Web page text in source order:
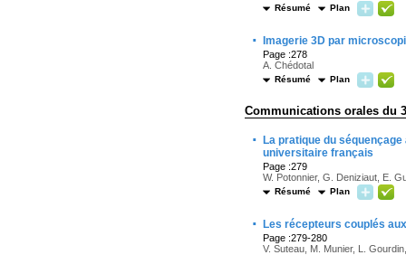
Résumé Plan
· Imagerie 3D par
Page :278
A. Chédotal
Résumé Plan
Communications orales du
·
La pratique du
universitaire français
Page :279
W. Potonnier, G. Deniziaut, E.
Résumé Plan
· Les récepteurs couplés
Page :279-280
V. Suteau, M. Munier, L.